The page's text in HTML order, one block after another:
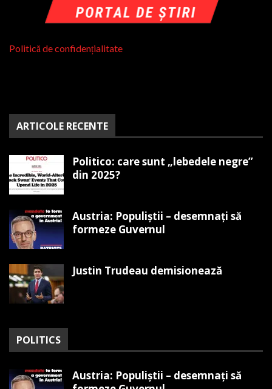
Politică de confidențialitate
ARTICOLE RECENTE
Politico: care sunt „lebedele negre”
din 2025?
Austria: Populiștii – desemnați să
formeze Guvernul
Justin Trudeau demisionează
POLITICS
Austria: Populiștii – desemnați să